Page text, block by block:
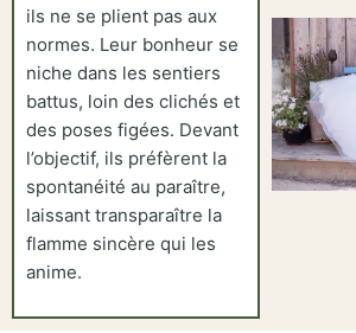
ils ne se plient pas aux
normes. Leur bonheur se
niche dans les sentiers
battus, loin des clichés et
des poses figées. Devant
l’objectif, ils préfèrent la
spontanéité au paraître,
laissant transparaître la
flamme sincère qui les
anime.